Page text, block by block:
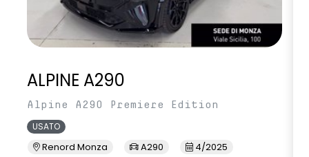
sellerie in tessuto nero jacquard riciclato e tessuto nero
titanio con imp. blu Alpine
sistema di controllo della pressione pneumatici indiretto
sistema di frenata d'emergenza attiva
volante in pelle
ALPINE A290
Alpine A290 Premiere Edition
USATO
Renord Monza A290
4/2025